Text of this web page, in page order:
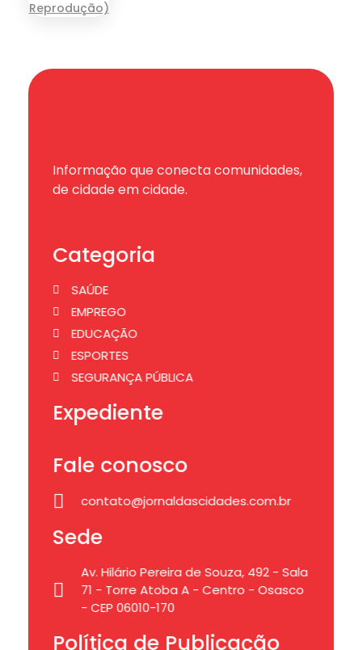
Informação que conecta comunidades,
de cidade em cidade.
Categoria
SAÚDE
EMPREGO
EDUCAÇÃO
ESPORTES
SEGURANÇA PÚBLICA
Expediente
Fale conosco
contato@jornaldascidades.com.br
Sede
Av. Hilário Pereira de Souza, 492 - Sala
71 - Torre Atoba A - Centro - Osasco
- CEP 06010-170
Política de Publicação